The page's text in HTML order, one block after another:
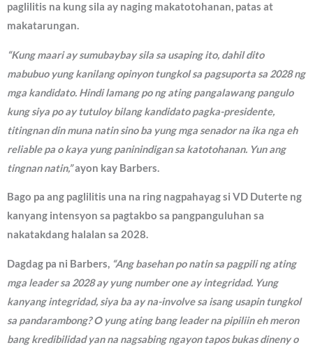
paglilitis na kung sila ay naging makatotohanan, patas at
makatarungan.
“Kung maari ay sumubaybay sila sa usaping ito, dahil dito
mabubuo yung kanilang opinyon tungkol sa pagsuporta sa 2028 ng
mga kandidato. Hindi lamang po ng ating pangalawang pangulo
kung siya po ay tutuloy bilang kandidato pagka-presidente,
titingnan din muna natin sino ba yung mga senador na ika nga eh
reliable pa o kaya yung paninindigan sa katotohanan. Yun ang
tingnan natin,”ayon kay Barbers.
Bago pa ang paglilitis una na ring nagpahayag si VD Duterte ng
kanyang intensyon sa pagtakbo sa pangpanguluhan sa
nakatakdang halalan sa 2028.
Dagdag pa ni Barbers, “Ang basehan po natin sa pagpili ng ating
mga leader sa 2028 ay yung number one ay integridad. Yung
kanyang integridad, siya ba ay na-involve sa isang usapin tungkol
sa pandarambong? O yung ating bang leader na pipiliin eh meron
bang kredibilidad yan na nagsabing ngayon tapos bukas dineny o